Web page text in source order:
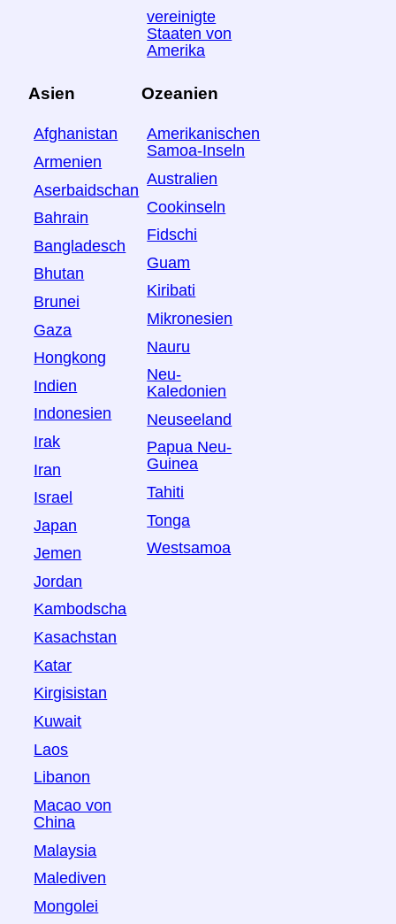
vereinigte
Staaten von
Amerika
Asien
Afghanistan
Armenien
Aserbaidschan
Bahrain
Bangladesch
Bhutan
Brunei
Gaza
Hongkong
Indien
Indonesien
Irak
Iran
Israel
Japan
Jemen
Jordan
Kambodscha
Kasachstan
Katar
Kirgisistan
Kuwait
Laos
Libanon
Macao von
China
Malaysia
Malediven
Mongolei
Ozeanien
Amerikanischen
Samoa-Inseln
Australien
Cookinseln
Fidschi
Guam
Kiribati
Mikronesien
Nauru
Neu-
Kaledonien
Neuseeland
Papua Neu-
Guinea
Tahiti
Tonga
Westsamoa